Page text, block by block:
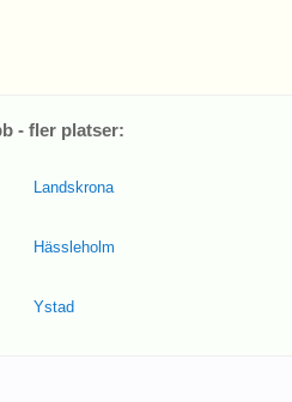
- fler platser:
Landskrona
Hässleholm
Ystad